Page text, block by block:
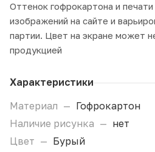
Оттенок гофрокартона и
изображений на сайте и
партии. Цвет на экране может
продукцией
Характеристики
Материал — Гофрокартон
Наличие рисунка — нет
Цвет — Бурый